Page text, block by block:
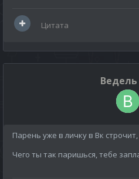
Цитата
Ведель
Парень уже в личку в Вк
Чего ты так паришься, тебе